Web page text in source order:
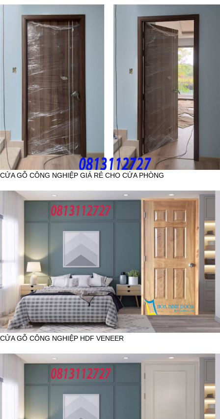
CỬA GỖ CÔNG NGHIỆP GIÁ RẺ CHO CỬA PHÒNG
CỬA GỖ CÔNG NGHIỆP HDF VENEER